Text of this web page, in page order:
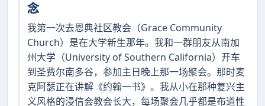
念
我第一次去恩典社区教会（Grace Community
Church）是在大学新生那年。我和一群朋友从南加
州大学（University of Southern California）开车
到圣费尔南多谷，参加主日晚上那一场聚会。那时麦
克阿瑟正在讲解《约翰一书》。我从小在那种复兴主
义风格的浸信会教会长大，每场聚会几乎都是布道性